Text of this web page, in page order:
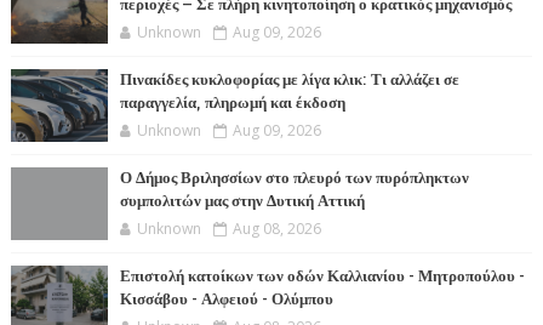
περιοχές – Σε πλήρη κινητοποίηση ο κρατικός μηχανισμός
Unknown Aug 09, 2026
Πινακίδες κυκλοφορίας με λίγα κλικ: Τι αλλάζει σε
παραγγελία, πληρωμή και έκδοση
Unknown Aug 09, 2026
Ο Δήμος Βριλησσίων στο πλευρό των πυρόπληκτων
συμπολιτών μας στην Δυτική Αττική
Unknown Aug 08, 2026
Επιστολή κατοίκων των οδών Καλλιανίου - Μητροπούλου -
Κισσάβου - Αλφειού - Ολύμπου